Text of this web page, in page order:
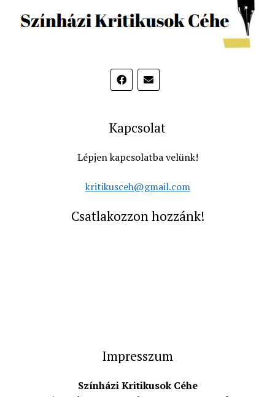
Kapcsolat
Lépjen kapcsolatba velünk!
kritikusceh@gmail.com
Csatlakozzon hozzánk!
Impresszum
Színházi Kritikusok Céhe